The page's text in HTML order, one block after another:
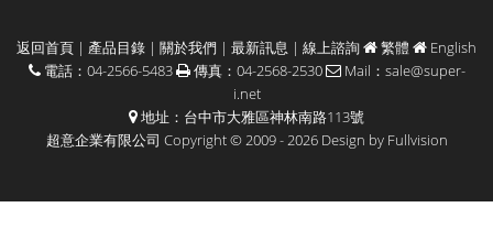
返回首頁 | 產品目錄 | 關於我們 | 最新訊息 | 線上諮詢 繁體
English
電話：04-2566-5483
傳真：04-2568-2530 Mail： sale@super-
i.net
地址：台中市大雅區神林南路113號
超意企業有限公司 Copyright © 2009 - 2026 Design by Fullvision